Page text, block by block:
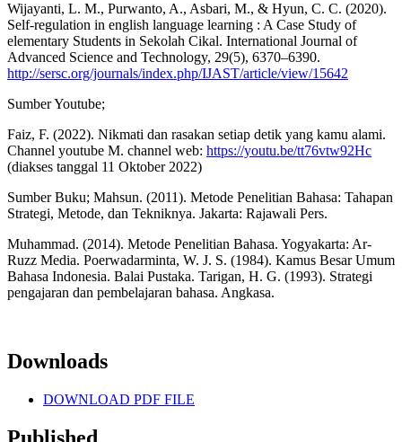
Wijayanti, L. M., Purwanto, A., Asbari, M., & Hyun, C. C. (2020).
Self-regulation in english language learning : A Case Study of
elementary Students in Sekolah Cikal. International Journal of
Advanced Science and Technology, 29(5), 6370–6390.
http://sersc.org/journals/index.php/IJAST/article/view/15642
Sumber Youtube;
Faiz, F. (2022). Nikmati dan rasakan setiap detik yang kamu alami.
Channel youtube M. channel web: https://youtu.be/tt76vtw92Hc
(diakses tanggal 11 Oktober 2022)
Sumber Buku; Mahsun. (2011). Metode Penelitian Bahasa: Tahapan
Strategi, Metode, dan Tekniknya. Jakarta: Rajawali Pers.
Muhammad. (2014). Metode Penelitian Bahasa. Yogyakarta: Ar-
Ruzz Media. Poerwadarminta, W. J. S. (1984). Kamus Besar Umum
Bahasa Indonesia. Balai Pustaka. Tarigan, H. G. (1993). Strategi
pengajaran dan pembelajaran bahasa. Angkasa.
Downloads
DOWNLOAD PDF FILE